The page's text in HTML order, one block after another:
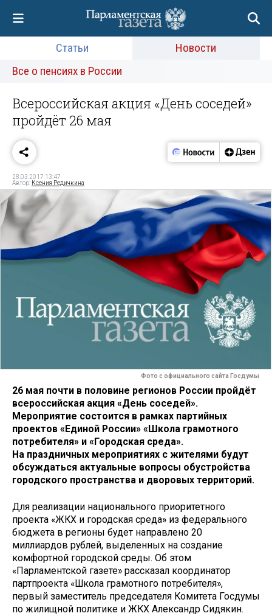
Статьи
Новости
Все о пенсиях в России
Всероссийская акция «День соседей»
пройдёт 26 мая
28.03.2017 13:47
Автор: Ксения Редичкина
Фото с официального сайта Госдумы
26 мая почти в половине регионов России пройдёт
всероссийская акция «День соседей».
Мероприятие состоится в рамках партийных
проектов «Единой России» «Школа грамотного
потребителя» и «Городская среда».
На праздничных мероприятиях с жителями будут
обсуждаться актуальные вопросы обустройства
городского пространства и дворовых территорий.
Для реализации национального приоритетного
проекта «ЖКХ и городская среда» из федерального
бюджета в регионы будет направлено 20
миллиардов рублей, выделенных на создание
комфортной городской среды. Об этом
«Парламентской газете» рассказал координатор
партпроекта «Школа грамотного потребителя»,
первый заместитель председателя Комитета Госдумы
по жилищной политике и ЖКХ Александр Сидякин.